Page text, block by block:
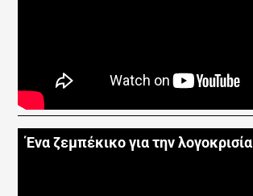
Ένα ζεμπέκικο για την λογοκρισία